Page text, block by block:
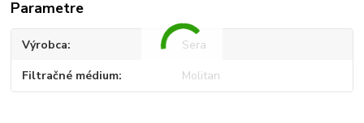
Parametre
Výrobca Sera
Filtračné médium Molitan